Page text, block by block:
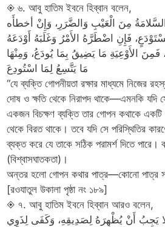
◈ ৬. আবু হাতিম ইবনে হিব্বান বলেন,
مِنَ الْعَيْبِ وَالضَّرَرِ، وَإِنْ أخطأَه
فَإِنِ اضْطَرَّهُ الأَمْرُ وَغَلَبَهُ أَوْدَعَهُ
فَمِنَ الأَوْعِيَةِ مَا يَضِيقُ بِمَا يُودَعُ، وَمِنْهَا
مَا يَتَّسِعُ لِمَا اسْتُودِعَ
“যে ব্যক্তি গোপনীয়তা রক্ষার মাধ্যমে নিজের
দোষ ও ক্ষতি থেকে নিরাপদ থাকে—এমনকি যদি
একজন বিচক্ষণ ব্যক্তি তার গোপন কথাকে একটি
থেকে বিরত থাকে। তবে যদি সে পরিস্থিতির
ব্যক্ত করে যে তাকে সঠিক পরামর্শ দিতে
(বিশ্বাসঘাতকতা)।
অন্তর হলো গোপন কথার পাত্র—কোনো পাত্র
[রওযাতুল উকালা পৃষ্ঠা নং ১৮৯]
◈ ৭. আবু হাতিম ইবনে হিব্বান আরও বলেন,
يَجِبُ أَنْ يُظْهِرَهُ لِصَدِيقِهِ، وَكَفَى لِذَوِي